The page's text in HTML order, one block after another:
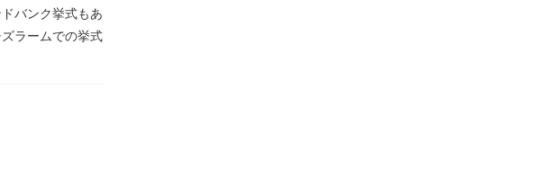
バンク挙式もあ
ラームでの挙式